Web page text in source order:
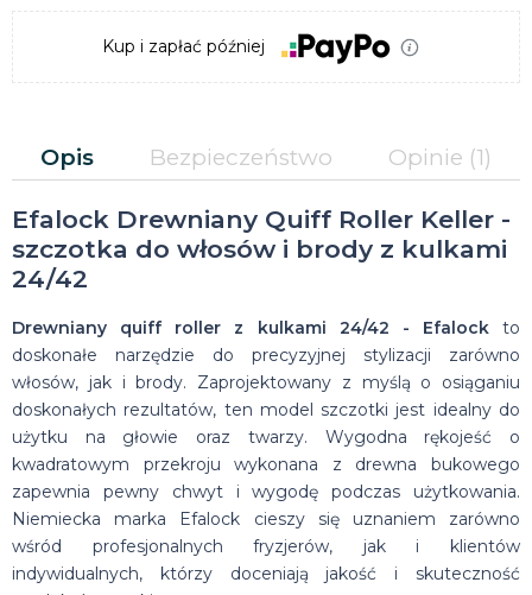
Kup i zapłać później
Opis Bezpieczeństwo Opinie (1)
Efalock Drewniany Quiff Roller Keller -
szczotka do włosów i brody z kulkami
24/42
Drewniany quiff roller z kulkami 24/42 - Efalockto
doskonałe narzędzie do precyzyjnej stylizacji zarówno
włosów, jak i brody. Zaprojektowany z myślą o osiąganiu
doskonałych rezultatów, ten model szczotki jest idealny do
użytku na głowie oraz twarzy. Wygodna rękojeść o
kwadratowym przekroju wykonana z drewna bukowego
zapewnia pewny chwyt i wygodę podczas użytkowania.
Niemiecka marka Efalock cieszy się uznaniem zarówno
wśród profesjonalnych fryzjerów, jak i klientów
indywidualnych, którzy doceniają jakość i skuteczność